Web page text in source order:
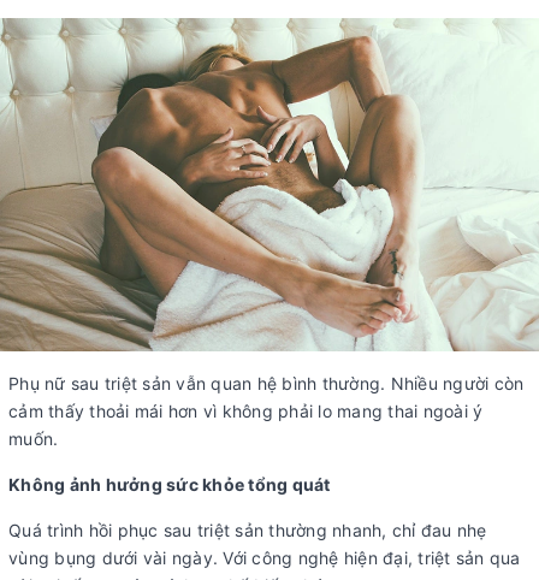
Phụ nữ sau triệt sản vẫn quan hệ bình thường. Nhiều người còn
cảm thấy thoải mái hơn vì không phải lo mang thai ngoài ý
muốn.
Không ảnh hưởng sức khỏe tổng quát
Quá trình hồi phục sau triệt sản thường nhanh, chỉ đau nhẹ
vùng bụng dưới vài ngày. Với công nghệ hiện đại, triệt sản qua